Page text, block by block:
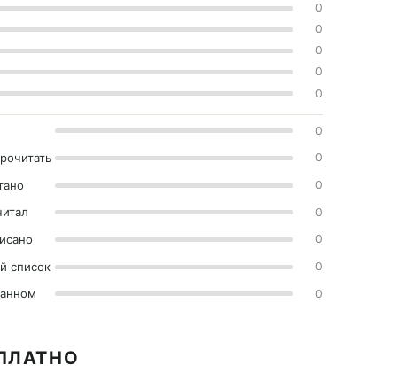
0
0
0
0
0
0
0
0
0
0
список 0
0